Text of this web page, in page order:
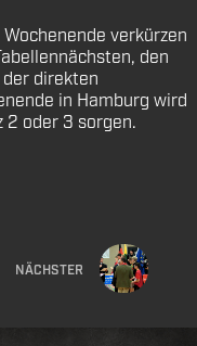
verkürzen
den
direkten
in Hamburg wird
2 oder 3 sorgen.
NÄCHSTER